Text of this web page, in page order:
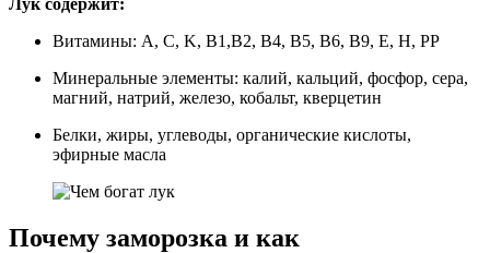
Витамины: А, С, K, В1,В2, В4, В5, В6, В9, Е, H, PP
Минеральные элементы: калий, кальций, фосфор, сера,
магний, натрий, железо, кобальт, кверцетин
Белки, жиры, углеводы, органические кислоты,
эфирные масла
Почему заморозка и как